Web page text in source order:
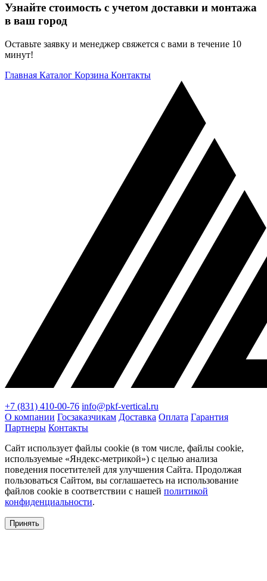
Узнайте стоимость с учетом доставки и монтажа
в ваш город
Оставьте заявку и менеджер свяжется с вами в течение 10
минут!
Главная Каталог Корзина Контакты
+7 (831) 410-00-76 info@pkf-vertical.ru
О компании Госзаказчикам Доставка Оплата Гарантия
Партнеры Контакты
Сайт использует файлы cookie (в том числе, файлы cookie,
используемые «Яндекс-метрикой») с целью анализа
поведения посетителей для улучшения Сайта. Продолжая
пользоваться Сайтом, вы соглашаетесь на использование
файлов cookie в соответствии с нашей политикой
конфиденциальности.
Принять